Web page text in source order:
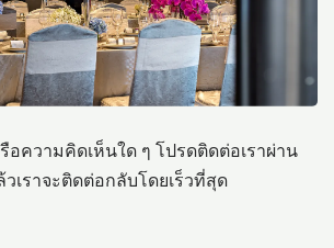
ความคิดเห็นใด ๆ โปรดติดต่อเราผ่าน
เราจะติดต่อกลับโดยเร็วที่สุด